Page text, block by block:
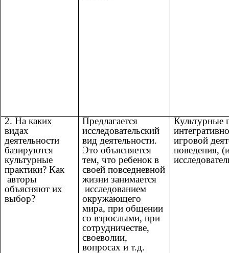
2. На каких
видах
деятельности
базируются
культурные
практики? Как
авторы
объясняют их
выбор?
Предлагается
исследовательский
вид деятельности.
Это объясняется
тем, что ребенок в
своей повседневной
жизни занимается
исследованием
окружающего
мира, при общении
со взрослыми, при
сотрудничестве,
своеволии,
вопросах и т.д.
Культурные
игровой
поведения,